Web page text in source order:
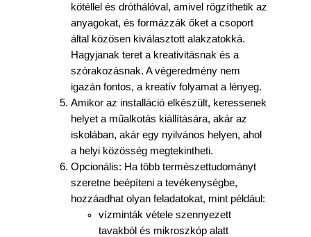
kötéllel és dróthálóval, amivel rögzíthetik az
anyagokat, és formázzák őket a csoport
által közösen kiválasztott alakzatokká.
Hagyjanak teret a kreativitásnak és a
szórakozásnak. A végeredmény nem
igazán fontos, a kreatív folyamat a lényeg.
Amikor az installáció elkészült, keressenek
helyet a műalkotás kiállítására, akár az
iskolában, akár egy nyilvános helyen, ahol
a helyi közösség megtekintheti.
Opcionális: Ha több természettudományt
szeretne beépíteni a tevékenységbe,
hozzáadhat olyan feladatokat, mint például:
vízminták vétele szennyezett
tavakból és mikroszkóp alatt